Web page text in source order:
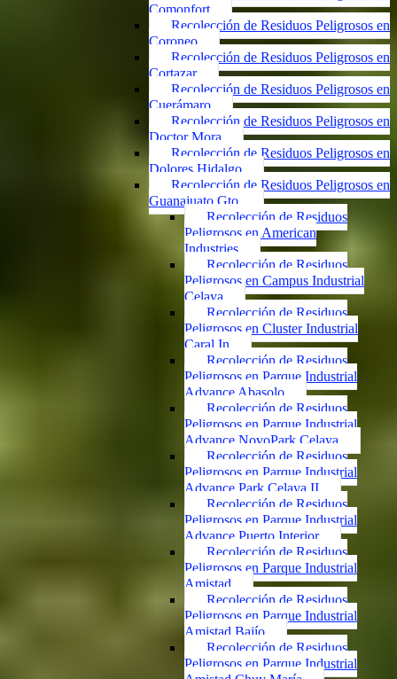
Comonfort
Recolección de Residuos Peligrosos en
Coroneo
Recolección de Residuos Peligrosos en
Cortazar
Recolección de Residuos Peligrosos en
Cuerámaro
Recolección de Residuos Peligrosos en
Doctor Mora
Recolección de Residuos Peligrosos en
Dolores Hidalgo
Recolección de Residuos Peligrosos en
Guanajuato Gto.
Recolección de Residuos
Peligrosos en American
Industries
Recolección de Residuos
Peligrosos en Campus Industrial
Celaya
Recolección de Residuos
Peligrosos en Cluster Industrial
Caral In
Recolección de Residuos
Peligrosos en Parque Industrial
Advance Abasolo
Recolección de Residuos
Peligrosos en Parque Industrial
Advance NovoPark Celaya
Recolección de Residuos
Peligrosos en Parque Industrial
Advance Park Celaya II
Recolección de Residuos
Peligrosos en Parque Industrial
Advance Puerto Interior
Recolección de Residuos
Peligrosos en Parque Industrial
Amistad
Recolección de Residuos
Peligrosos en Parque Industrial
Amistad Bajío
Recolección de Residuos
Peligrosos en Parque Industrial